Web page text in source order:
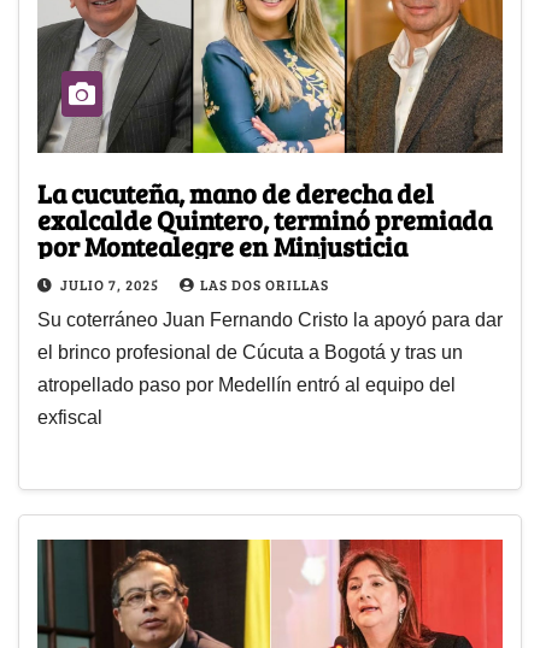
La cucuteña, mano de derecha del
exalcalde Quintero, terminó premiada
por Montealegre en Minjusticia
JULIO 7, 2025 LAS DOS ORILLAS
Su coterráneo Juan Fernando Cristo la apoyó para dar
el brinco profesional de Cúcuta a Bogotá y tras un
atropellado paso por Medellín entró al equipo del
exfiscal